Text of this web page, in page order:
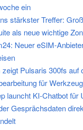
ein
stärkster Treffer:
als neue wichtige
Neuer eSIM-
zeigt Pulsaris 300fs
für
launcht KI-Chatbot
Gesprächsdaten